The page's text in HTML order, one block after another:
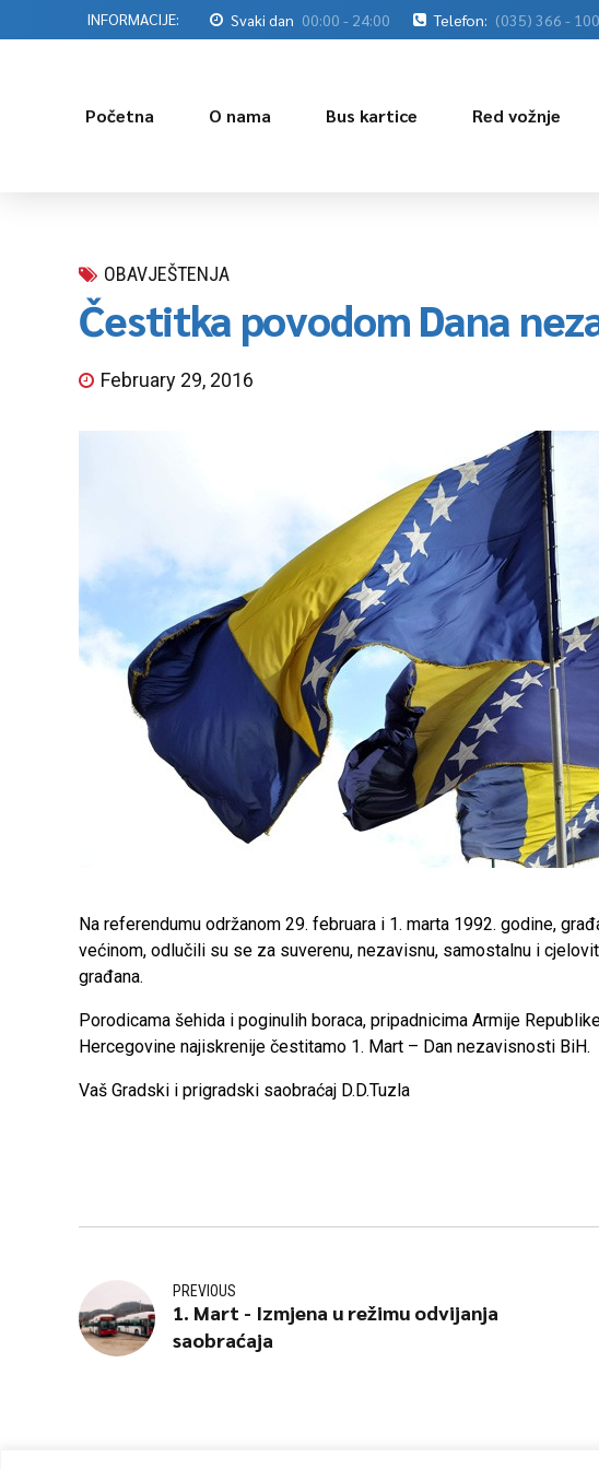
INFORMACIJE: Svaki dan 00:00 - 24:00 Telefon: (035) 366 -
Početna O nama Bus kartice Red vožnje
OBAVJEŠTENJA
Čestitka povodom Dana
February 29, 2016
Na referendumu održanom 29. februara i 1. marta 1992. godine,
većinom, odlučili su se za suverenu, nezavisnu, samostalnu i
građana.
Porodicama šehida i poginulih boraca, pripadnicima Armije
Hercegovine najiskrenije čestitamo 1. Mart – Dan nezavisnosti BiH.
Vaš Gradski i prigradski saobraćaj D.D.Tuzla
PREVIOUS
1. Mart - Izmjena u režimu odvijanja
saobraćaja